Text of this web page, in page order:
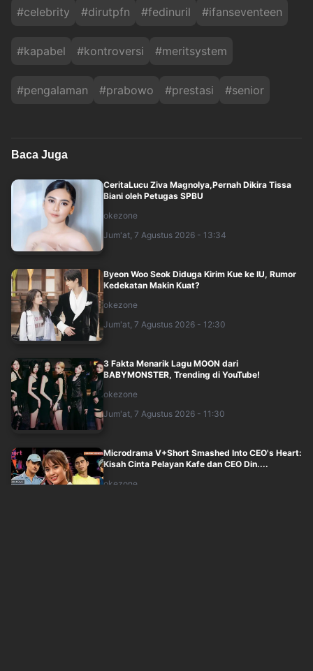
#celebrity #dirutpfn #fedinuril #ifanseventeen
#kapabel #kontroversi #meritsystem
#pengalaman #prabowo #prestasi #senior
Baca Juga
CeritaLucu Ziva Magnolya,Pernah Dikira Tissa
Biani oleh Petugas SPBU
okezone
Jum'at, 7 Agustus 2026 - 13:34
Byeon Woo Seok Diduga Kirim Kue ke IU, Rumor
Kedekatan Makin Kuat?
okezone
Jum'at, 7 Agustus 2026 - 12:30
3 Fakta Menarik Lagu MOON dari
BABYMONSTER, Trending di YouTube!
okezone
Jum'at, 7 Agustus 2026 - 11:30
Microdrama V+Short Smashed Into CEO's Heart:
Kisah Cinta Pelayan Kafe dan CEO Din....
okezone